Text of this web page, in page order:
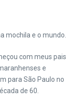
mochila e o mundo.
com meus pais
e
para São Paulo no
de 60.